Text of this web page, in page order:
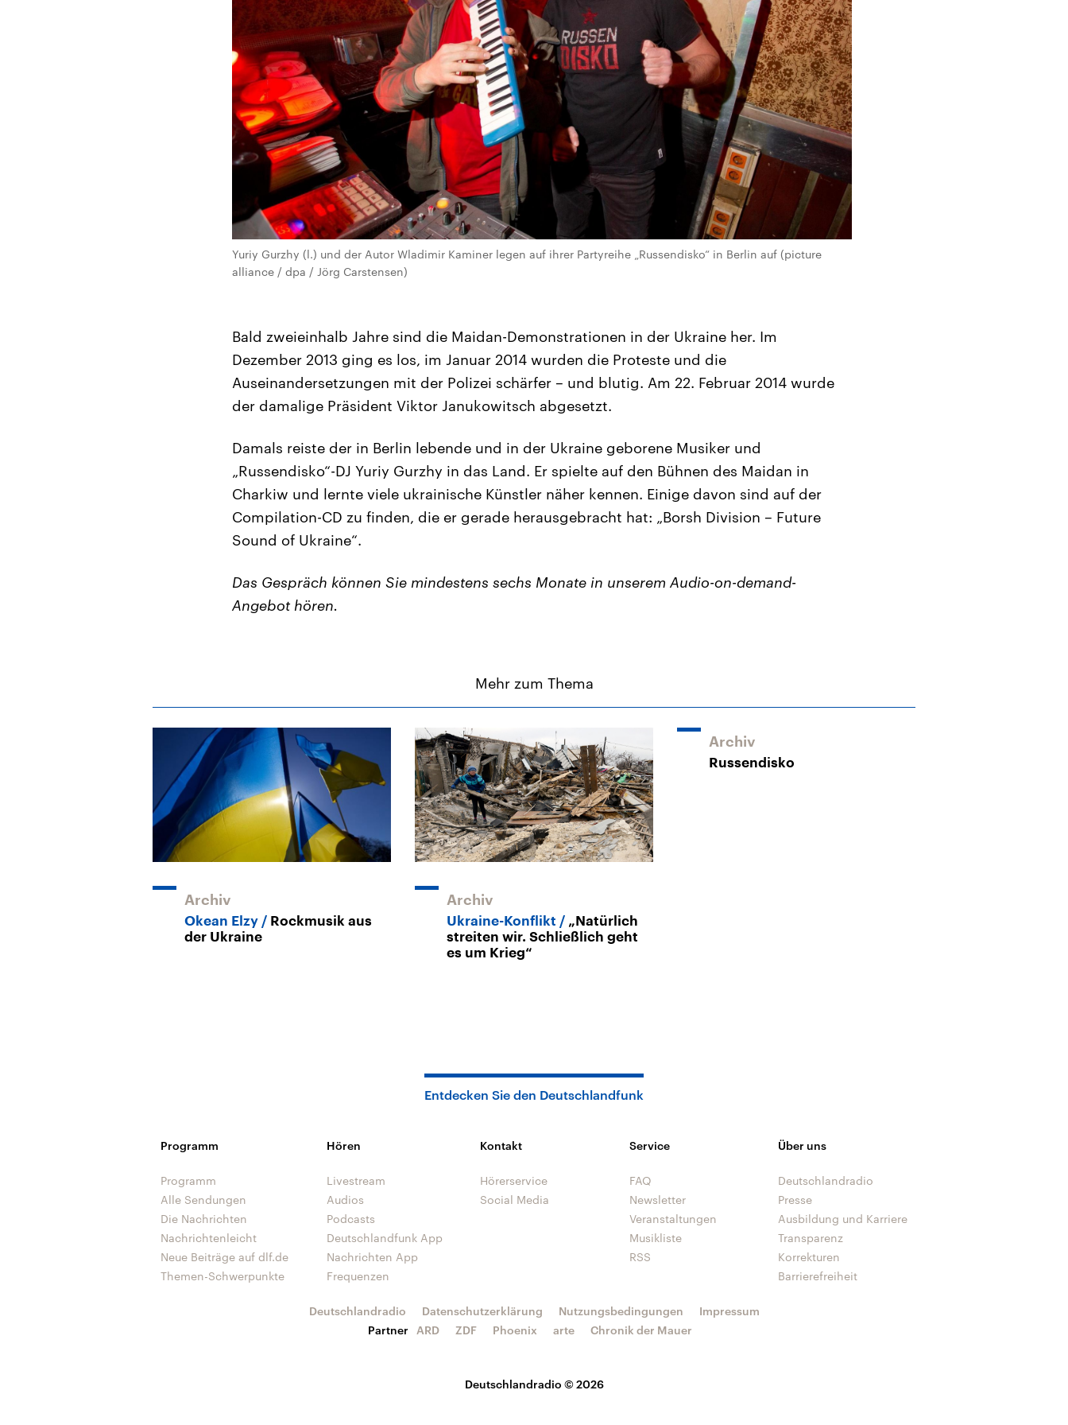
Yuriy Gurzhy (l.) und der Autor Wladimir Kaminer legen auf ihrer Partyreihe „Russendisko“ in Berlin auf (picture
alliance / dpa / Jörg Carstensen)
Bald zweieinhalb Jahre sind die Maidan-Demonstrationen in der Ukraine her. Im
Dezember 2013 ging es los, im Januar 2014 wurden die Proteste und die
Auseinandersetzungen mit der Polizei schärfer – und blutig. Am 22. Februar 2014 wurde
der damalige Präsident Viktor Janukowitsch abgesetzt.
Damals reiste der in Berlin lebende und in der Ukraine geborene Musiker und
„Russendisko“-DJ Yuriy Gurzhy in das Land. Er spielte auf den Bühnen des Maidan in
Charkiw und lernte viele ukrainische Künstler näher kennen. Einige davon sind auf der
Compilation-CD zu finden, die er gerade herausgebracht hat: „Borsh Division – Future
Sound of Ukraine“.
Das Gespräch können Sie mindestens sechs Monate in unserem Audio-on-demand-
Angebot hören.
Mehr zum Thema
Archiv
Okean Elzy
Rockmusik aus
der Ukraine
Archiv
Ukraine-Konflikt
„Natürlich
streiten wir. Schließlich geht
es um Krieg“
Archiv
Russendisko
Entdecken Sie den Deutschlandfunk
Programm
Programm
Alle Sendungen
Die Nachrichten
Nachrichtenleicht
Neue Beiträge auf dlf.de
Themen-Schwerpunkte
Hören
Livestream
Audios
Podcasts
Deutschlandfunk App
Nachrichten App
Frequenzen
Kontakt
Hörerservice
Social Media
Service
FAQ
Newsletter
Veranstaltungen
Musikliste
RSS
Über uns
Deutschlandradio
Presse
Ausbildung und Karriere
Transparenz
Korrekturen
Barrierefreiheit
Deutschlandradio © 2026
Deutschlandradio Datenschutzerklärung Nutzungsbedingungen
Impressum
Partner
ARD ZDF Phoenix arte Chronik der Mauer